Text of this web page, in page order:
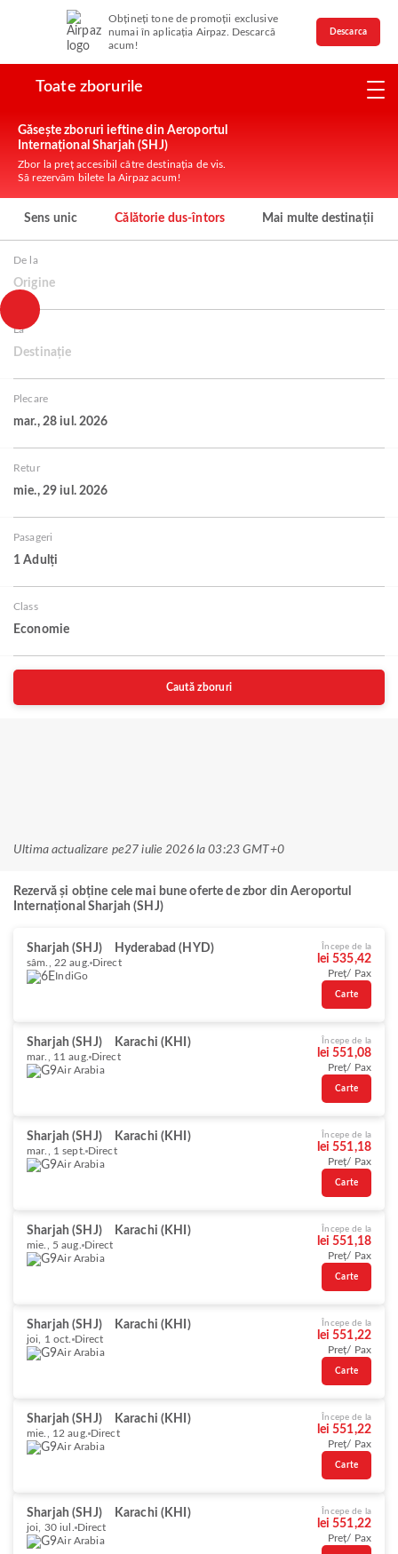
Obțineți tone de promoții exclusive
numai în aplicația Airpaz. Descarcă
acum!
Descarca
Toate zborurile
Găsește zboruri ieftine din Aeroportul
Internațional Sharjah (SHJ)
Zbor la preț accesibil către destinația de vis.
Să rezervăm bilete la Airpaz acum!
Sens unic Călătorie dus-întors Mai multe destinații
De la
Origine
La
Destinație
Plecare
mar., 28 iul. 2026
Retur
mie., 29 iul. 2026
Pasageri
1 Adulți
Class
Economie
Caută zboruri
Ultima actualizare pe27 iulie 2026 la 03:23 GMT+0
Rezervă și obține cele mai bune oferte de zbor din Aeroportul
Internațional Sharjah (SHJ)
Sharjah (SHJ) Hyderabad (HYD)
sâm., 22 aug. Direct
IndiGo
Începe de la
lei 535,42
Preț/ Pax
Carte
Sharjah (SHJ) Karachi (KHI)
mar., 11 aug. Direct
Air Arabia
Începe de la
lei 551,08
Preț/ Pax
Carte
Sharjah (SHJ) Karachi (KHI)
mar., 1 sept. Direct
Air Arabia
Începe de la
lei 551,18
Preț/ Pax
Carte
Sharjah (SHJ) Karachi (KHI)
mie., 5 aug. Direct
Air Arabia
Începe de la
lei 551,18
Preț/ Pax
Carte
Sharjah (SHJ) Karachi (KHI)
joi, 1 oct. Direct
Air Arabia
Începe de la
lei 551,22
Preț/ Pax
Carte
Sharjah (SHJ) Karachi (KHI)
mie., 12 aug. Direct
Air Arabia
Începe de la
lei 551,22
Preț/ Pax
Carte
Sharjah (SHJ) Karachi (KHI)
joi, 30 iul.
Direct
Air Arabia
Începe de la
lei 551,22
Preț/ Pax